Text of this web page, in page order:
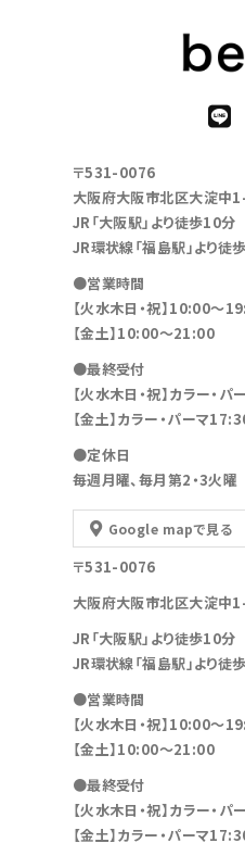
〒531-0076
大阪府大阪市北区大淀
JR「大阪駅」より徒歩10分
JR環状線「福島駅」より徒
●営業時間
【火水木日・祝】10:00～
【金土】10:00〜21:00
●最終受付
【火水木日・祝】カラー・
【金土】カラー・パーマ
●定休日
毎週月曜、毎月第2・3火曜
Google mapで見る
〒531-0076
大阪府大阪市北区大淀
JR「大阪駅」より徒歩10分
JR環状線「福島駅」より徒
●営業時間
【火水木日・祝】10:00～
【金土】10:00〜21:00
●最終受付
【火水木日・祝】カラー・
【金土】カラー・パーマ